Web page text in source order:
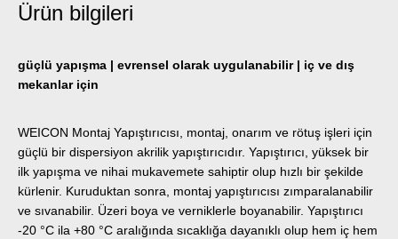
Ürün bilgileri
güçlü yapışma | evrensel olarak uygulanabilir | iç ve dış
mekanlar için
WEICON Montaj Yapıştırıcısı, montaj, onarım ve rötuş işleri için
güçlü bir dispersiyon akrilik yapıştırıcıdır. Yapıştırıcı, yüksek bir
ilk yapışma ve nihai mukavemete sahiptir olup hızlı bir şekilde
kürlenir. Kuruduktan sonra, montaj yapıştırıcısı zımparalanabilir
ve sıvanabilir. Üzeri boya ve verniklerle boyanabilir. Yapıştırıcı
-20 °C ila +80 °C aralığında sıcaklığa dayanıklı olup hem iç hem